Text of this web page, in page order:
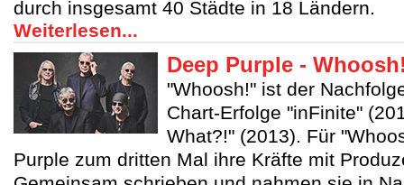
durch insgesamt 40 Städte in 18 Ländern.
Weiterlesen...
Deep Purple -
"Whoosh!" ist der
Chart-Erfolge "inFinite"
What?!" (2013). Für
Purple zum dritten Mal ihre Kräfte mit